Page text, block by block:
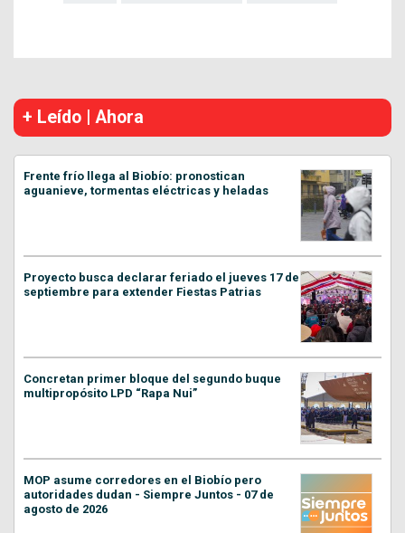
+ Leído | Ahora
Frente frío llega al Biobío: pronostican
aguanieve, tormentas eléctricas y heladas
Proyecto busca declarar feriado el jueves 17 de
septiembre para extender Fiestas Patrias
Concretan primer bloque del segundo buque
multipropósito LPD “Rapa Nui”
MOP asume corredores en el Biobío pero
autoridades dudan - Siempre Juntos - 07 de
agosto de 2026